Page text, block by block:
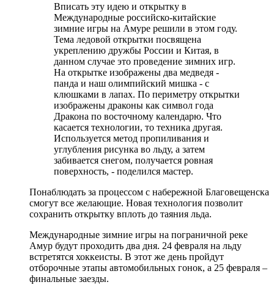
Вписать эту идею и открытку в
Международные российско-китайские
зимние игры на Амуре решили в этом году.
Тема ледовой открытки посвящена
укреплению дружбы России и Китая, в
данном случае это проведение зимних игр.
На открытке изображены два медведя -
панда и наш олимпийский мишка - с
клюшками в лапах. По периметру открытки
изображены драконы как символ года
Дракона по восточному календарю. Что
касается технологии, то техника другая.
Используется метод пропиливания и
углубления рисунка во льду, а затем
забивается снегом, получается ровная
поверхность, - поделился мастер.
Понаблюдать за процессом с набережной Благовещенска
смогут все желающие. Новая технология позволит
сохранить открытку вплоть до таяния льда.
Международные зимние игры на пограничной реке
Амур будут проходить два дня. 24 февраля на льду
встретятся хоккеисты. В этот же день пройдут
отборочные этапы автомобильных гонок, а 25 февраля –
финальные заезды.